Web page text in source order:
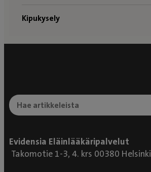
Kipukysely
Evidensia Eläinlääkäripalvelut
Takomotie 1-3, 4. krs 00380 Helsinki